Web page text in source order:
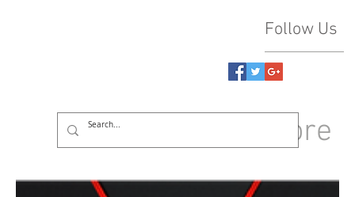
More
Follow Us